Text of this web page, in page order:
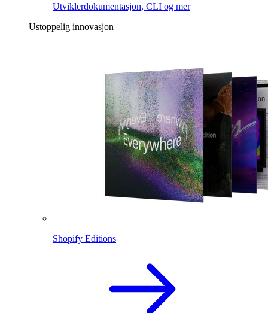
Utviklerdokumentasjon, CLI og mer
Ustoppelig innovasjon
Shopify Editions